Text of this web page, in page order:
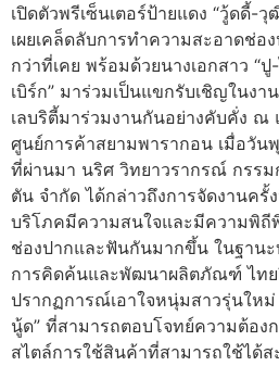
เปิดตัวพรีเซ็นเตอร์ป้ายแดง “วู้ดดี้-
เผยเคล็ดลับการทำความสะอาดช่อ
กว่าที่เคย พร้อมด้วยนางเอกสาว “
เบิร์ก” มาร่วมเป็นแขกรับเชิญในงา
เลบริตี้มาร่วมงานกันอย่างคับคั่ง
ศูนย์การค้าสยามพารากอน เมื่อวัน
ที่ผ่านมา นริศ วิทยาวรากรณ์ กรร
ตัน จำกัด ได้กล่าวถึงการจัดงานครั้
บริโภคมีความสนใจและมีความพิ
ช่องปากและฟันกันมากขึ้น ในฐาน
การคิดค้นและพัฒนาผลิตภัณฑ์ ไทย
ปรากฏการณ์เอาใจหนุ่มสาวรุ่นให
นู้ด” ที่สามารถตอบโจทย์ความต้อง
สไตล์การใช้สินค้าที่สามารถใช้ได้ส